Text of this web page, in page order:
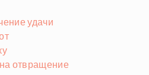
удачи
отвращение